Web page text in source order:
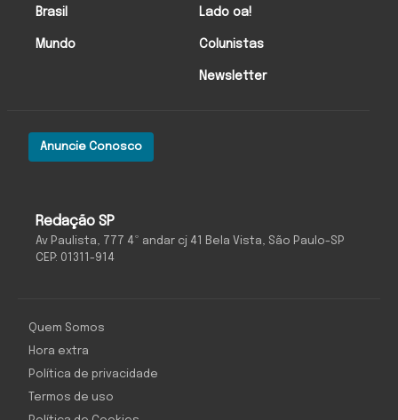
Redação SP
Av Paulista, 777 4º andar cj 41 Bela Vista, São Paulo-SP
CEP: 01311-914
Anuncie Conosco
Brasil
Mundo
Lado oa!
Colunistas
Newsletter
Quem Somos
Hora extra
Política de privacidade
Termos de uso